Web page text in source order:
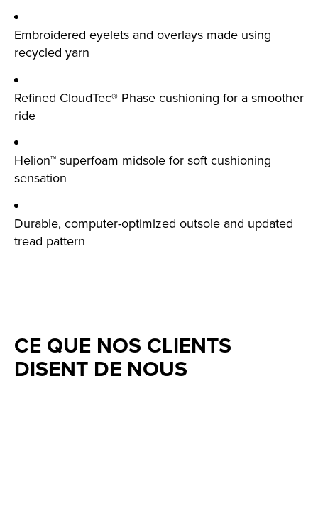
Embroidered eyelets and overlays made using
recycled yarn
Refined CloudTec® Phase cushioning for a smoother
ride
Helion™ superfoam midsole for soft cushioning
sensation
Durable, computer-optimized outsole and updated
tread pattern
CE QUE NOS CLIENTS
DISENT DE NOUS